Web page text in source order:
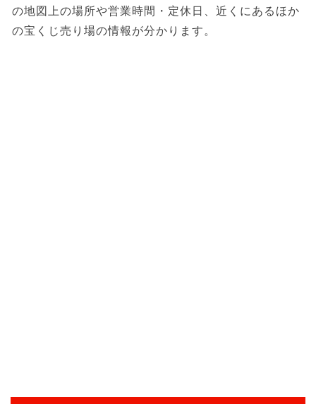
の地図上の場所や営業時間・定休日、近くにあるほか
の宝くじ売り場の情報が分かります。